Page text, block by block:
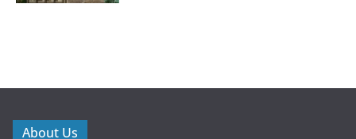
About Us